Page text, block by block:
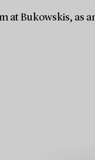
at Bukowskis, as